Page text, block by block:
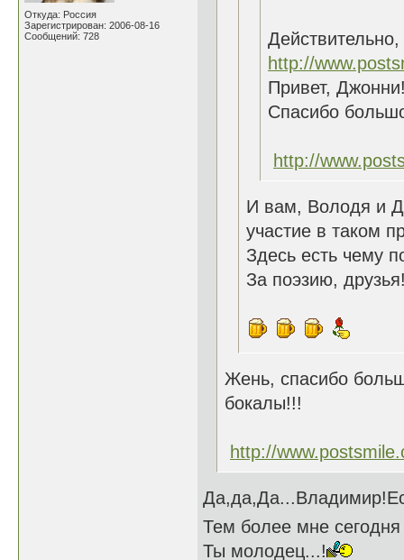
Откуда: Россия
Зарегистрирован: 2006-08-16
Сообщений: 728
http://
Привет,
Спасибо
http://
И вам, Володя и
участие в таком
Здесь есть чему
За поэзию,
Жень, спасибо
бокалы!!!
http://
Тем более мне
Ты молодец...!